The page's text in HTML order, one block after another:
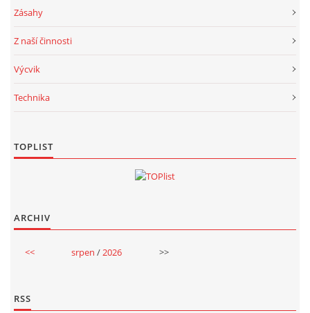
Zásahy
Z naší činnosti
Výcvik
Technika
TOPLIST
ARCHIV
<< srpen / 2026 >>
RSS